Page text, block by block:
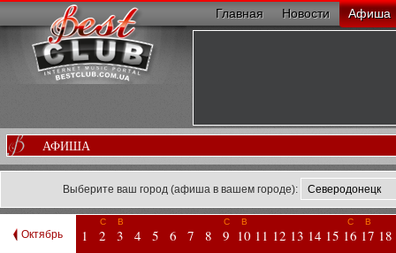
Главная Новости Афиша
АФИША
Выберите ваш город (афиша в вашем городе):
Октябрь 1
С
2
В
3 4 5 6 7 8
С
9
В
10 11 12 13 14 15
С
16
В
17 18